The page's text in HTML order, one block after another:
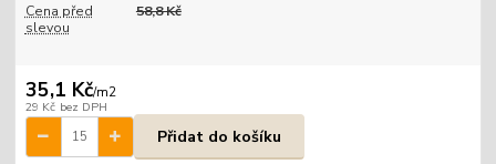
Cena před
slevou
58,8 Kč
35,1 Kč/m2
29 Kč bez DPH
Přidat do košíku